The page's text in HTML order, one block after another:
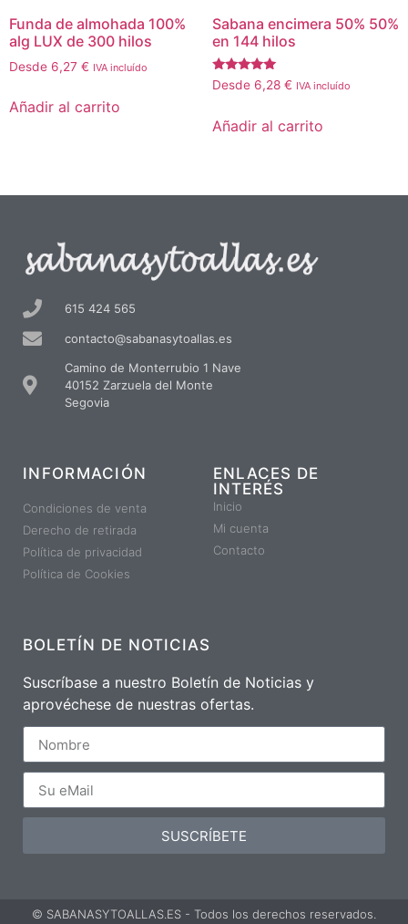
Funda de almohada 100%
alg LUX de 300 hilos
Desde 6,27 € IVA incluído
Añadir al carrito
Sabana encimera 50% 50%
en 144 hilos
Valorado
con
Desde 6,28 € IVA incluído
Añadir al carrito
615 424 565
contacto@sabanasytoallas.es
Camino de Monterrubio 1 Nave
40152 Zarzuela del Monte
Segovia
INFORMACIÓN
Condiciones de venta
Derecho de retirada
Política de privacidad
Política de Cookies
ENLACES DE
INTERÉS
Inicio
Mi cuenta
Contacto
BOLETÍN DE NOTICIAS
Suscríbase a nuestro Boletín de Noticias y
aprovéchese de nuestras ofertas.
SUSCRÍBETE
© SABANASYTOALLAS.ES - Todos los derechos reservados.